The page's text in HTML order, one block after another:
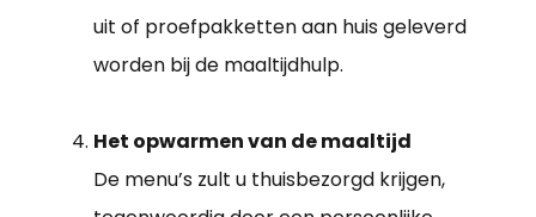
uit of proefpakketten aan huis geleverd
worden bij de maaltijdhulp.
Het opwarmen van de maaltijd
De menu’s zult u thuisbezorgd krijgen,